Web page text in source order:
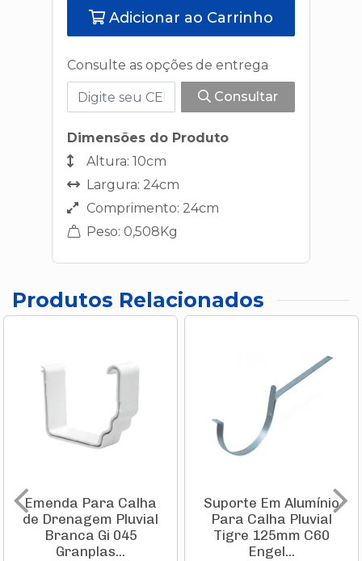
Adicionar ao Carrinho
Consulte as opções de entrega
Consultar
Dimensões do Produto
Altura: 10cm
Largura: 24cm
Comprimento: 24cm
Peso: 0,508Kg
Produtos Relacionados
Emenda Para Calha
de Drenagem Pluvial
Branca Gi 045
Granplas...
Suporte Em Alumínio
Para Calha Pluvial
Tigre 125mm C60
Engel...